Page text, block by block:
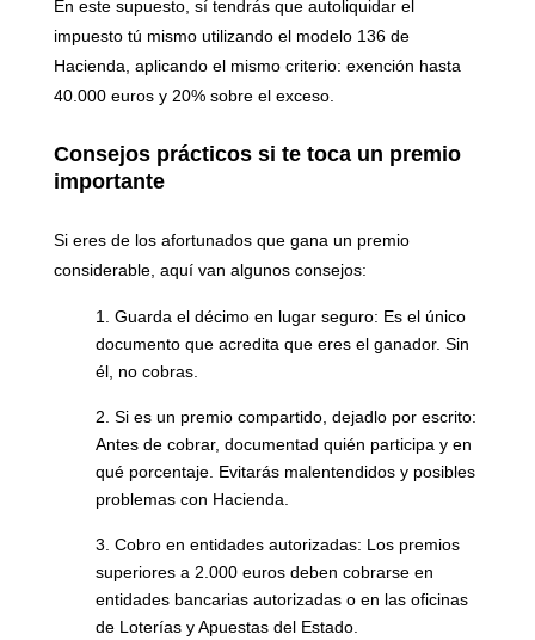
En este supuesto, sí tendrás que autoliquidar el
impuesto tú mismo utilizando el modelo 136 de
Hacienda, aplicando el mismo criterio: exención hasta
40.000 euros y 20% sobre el exceso.
Consejos prácticos si te toca un premio
importante
Si eres de los afortunados que gana un premio
considerable, aquí van algunos consejos:
Guarda el décimo en lugar seguro: Es el único
documento que acredita que eres el ganador. Sin
él, no cobras.
Si es un premio compartido, dejadlo por escrito:
Antes de cobrar, documentad quién participa y en
qué porcentaje. Evitarás malentendidos y posibles
problemas con Hacienda.
Cobro en entidades autorizadas: Los premios
superiores a 2.000 euros deben cobrarse en
entidades bancarias autorizadas o en las oficinas
de Loterías y Apuestas del Estado.